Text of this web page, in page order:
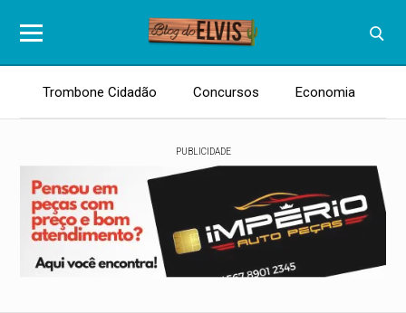
Trombone Cidadão Concursos Economia
PUBLICIDADE